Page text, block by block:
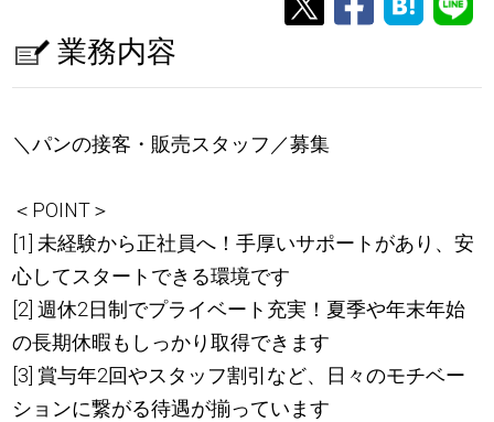
業務内容
＼パンの接客・販売スタッフ／募集
＜POINT＞
[1] 未経験から正社員へ！手厚いサポートがあり、安
心してスタートできる環境です
[2] 週休2日制でプライベート充実！夏季や年末年始
の長期休暇もしっかり取得できます
[3] 賞与年2回やスタッフ割引など、日々のモチベー
ションに繋がる待遇が揃っています